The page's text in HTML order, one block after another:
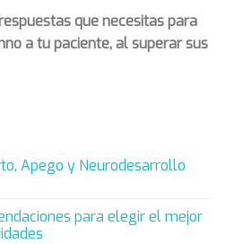
experiencias
que necesitas para
a tu paciente, al superar sus
Apego y Neurodesarrollo
para elegir el mejor